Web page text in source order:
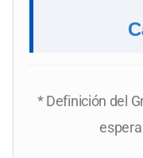
* Definición del